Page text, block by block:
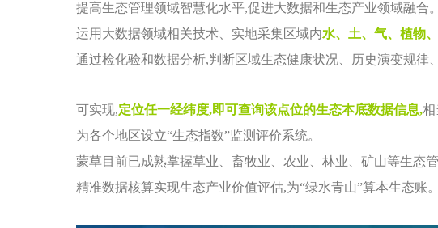
提高生态管理领域智慧化水平,促进大数据和生态产业领域融合。
运用大数据领域相关技术、实地采集区域内水、土、气、植物
通过检化验和数据分析,判断区域生态健康状况、历史演变规律
可实现,定位任一经纬度,即可查询该点位的生态本底数据信息,相
为各个地区设立“生态指数”监测评价系统。
蒙草目前已成熟掌握草业、畜牧业、农业、林业、矿山等生态
精准数据核算实现生态产业价值评估,为“绿水青山”算本生态账。